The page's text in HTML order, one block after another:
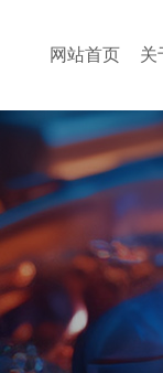
网站首页 关